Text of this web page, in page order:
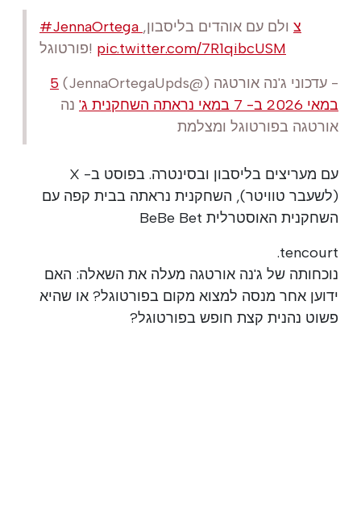
#JennaOrtega צ ולם עם אוהדים בליסבון,
פורטוגל! pic.twitter.com/7R1qibcUSM
- עדכוני ג'נה אורטגה (@JennaOrtegaUpds)
5
במאי 2026 ב- 7 במאי נראתה השחקנית
ג' נה
אורטגה בפורטוגל ומצלמת
עם מעריצים בליסבון ובסינטרה. בפוסט ב- X
(לשעבר טוויטר), השחקנית נראתה בבית קפה עם
השחקנית האוסטרלית BeBe Bet
tencourt.
נוכחותה של ג'נה אורטגה מעלה את השאלה: האם
ידוען אחר מנסה למצוא מקום בפורטוגל? או שהיא
פשוט נהנית קצת חופש בפורטוגל?